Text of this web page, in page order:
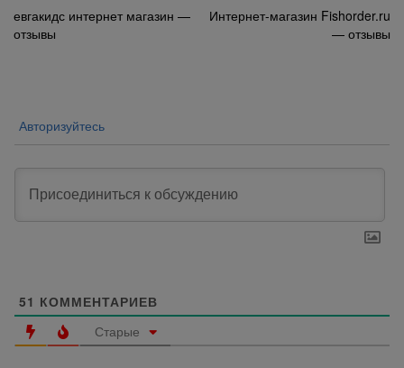
Навигация
по
евгакидс интернет магазин —
отзывы
Интернет-магазин Fishorder.ru
— отзывы
Авторизуйтесь
51 КОММЕНТАРИЕВ
Старые